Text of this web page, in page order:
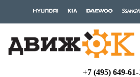
+7 (495) 649-61-